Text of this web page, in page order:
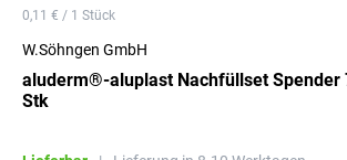
0,11 € / 1 Stück
W.Söhngen GmbH
aluderm®-aluplast Nachfüllset Spender
Stk